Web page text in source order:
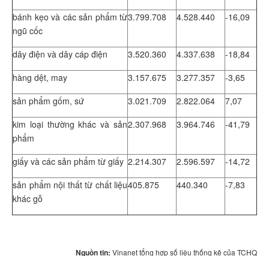
bánh kẹo và các sản phẩm từ
ngũ cốc
3.799.708 4.528.440 -16,09
dây điện và dây cáp điện 3.520.360 4.337.638
-18,84
hàng dệt, may
3.157.675 3.277.357
-3,65
sản phẩm gốm, sứ
3.021.709 2.822.064
7,07
kim loại thường khác và sản
phẩm
2.307.968 3.964.746 -41,79
giấy và các sản phẩm từ giấy 2.214.307 2.596.597
-14,72
sản phẩm nội thất từ chất liệu
khác gỗ
405.875 440.340 -7,83
Nguồn tin: Vinanet tổng hợp số liệu thống kê của TCHQ